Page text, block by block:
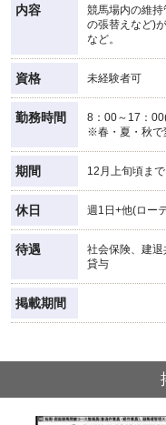
内容
競馬場内の維
の張替えなど)
など。
資格 未経験者可
勤務時間
8：00～17：
※春・夏・秋で
期間 12月上旬頃まで
休日 週1日+他(ロー
待遇
社会保険、建
貸与
掲載期間